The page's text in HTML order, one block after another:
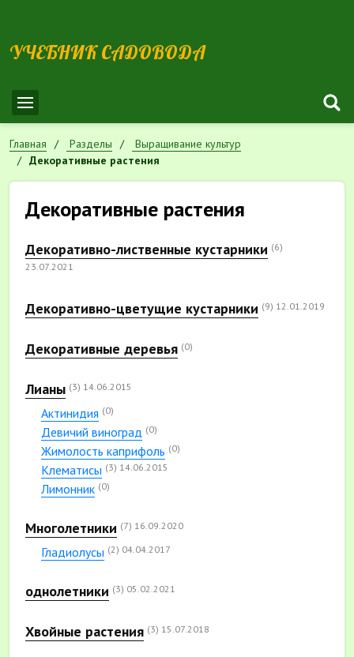
УЧЕБНИК САДОВОДА
Главная Разделы
Выращивание культур
Декоративные растения
Декоративные растения
Декоративно-лиственные кустарники (6)
23.07.2021
Декоративно-цветущие кустарники (9) 12.01.2019
Декоративные деревья (0)
Лианы (3) 14.06.2015
Актинидия (0)
Девичий виноград (0)
Жимолость каприфоль (0)
Клематисы (3) 14.06.2015
Лимонник (0)
Многолетники (7) 16.09.2020
Гладиолусы (2) 04.04.2017
однолетники (3) 05.02.2021
Хвойные растения (3) 15.07.2018